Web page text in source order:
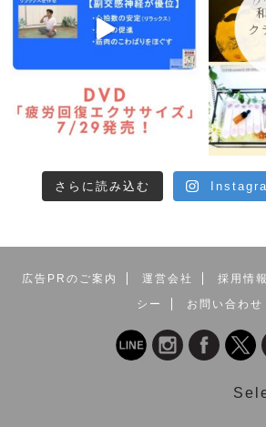
さらに読み込む
広告PRのご案内 運営会社 採用情報
シー
お問い合わせ